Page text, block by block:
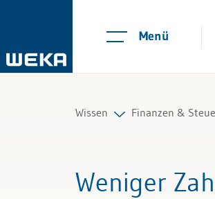
Menü
Wissen
Management
Finanzen &
Weniger